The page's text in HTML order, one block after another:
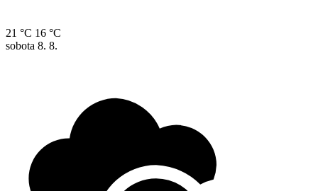
21 °C 16 °C
sobota 8. 8.